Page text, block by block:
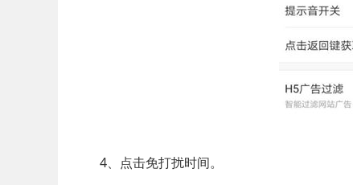
4、点击免打扰时间。